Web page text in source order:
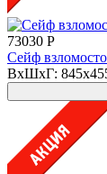
73030 Р
Сейф
ВхШхГ: